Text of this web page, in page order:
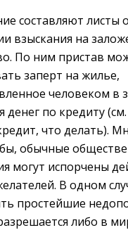
составляют листы
взыскания на
По ним пристав
заперт на жилье,
человеком в
денег по кредиту
что делать).
бы, обычные
могут испорчены
В одном
простейшие
либо в